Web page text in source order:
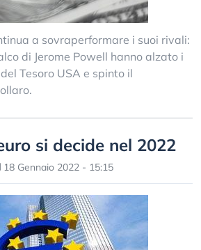
a sovraperformare i suoi rivali:
di Jerome Powell hanno alzato i
Tesoro USA e spinto il
si decide nel 2022
18 Gennaio 2022 - 15:15